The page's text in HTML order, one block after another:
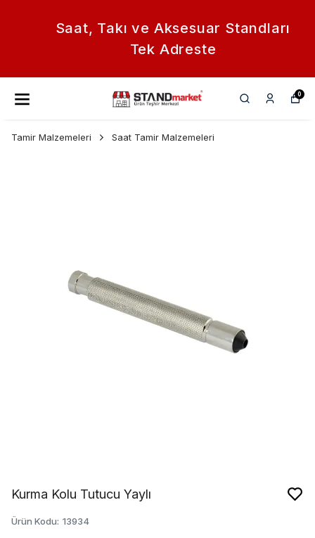
Saat, Takı ve Aksesuar Standları
Tek Adreste
0
Tamir Malzemeleri Saat Tamir Malzemeleri
Kurma Kolu Tutucu Yaylı
Ürün Kodu: 13934